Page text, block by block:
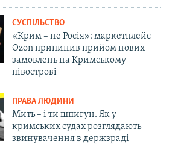
СУСПІЛЬСТВО
«Крим – не Росія»: маркетплейс
Ozon припинив прийом нових
замовлень на Кримському
півострові
ПРАВА ЛЮДИНИ
Мить – і ти шпигун. Як у
кримських судах розглядають
звинувачення в держзраді